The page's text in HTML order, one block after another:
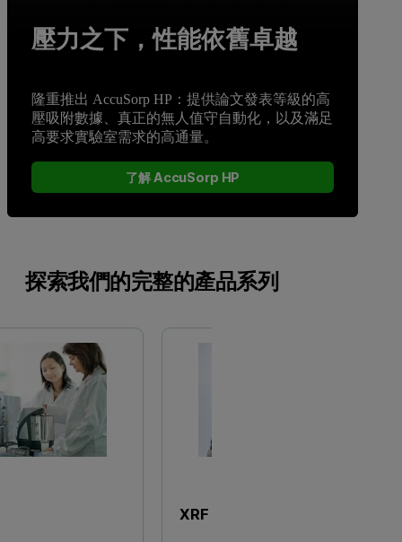
壓力之下，性能依舊卓越
隆重推出 AccuSorp HP：提供論文發表等級的高
壓吸附數據、真正的無人值守自動化，以及滿足
高要求實驗室需求的高通量。
了解 AccuSorp HP
探索我們的完整的產品系列
XRF 分析儀